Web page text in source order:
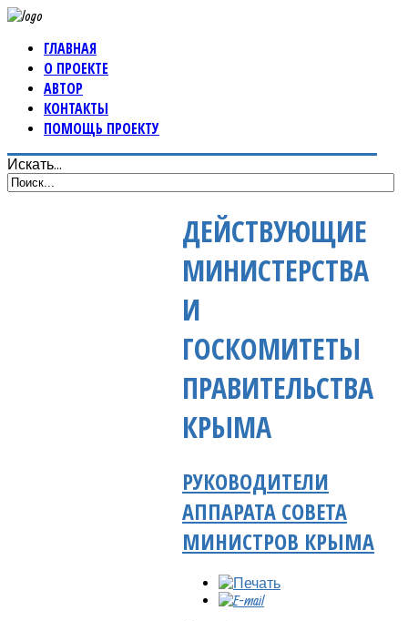
ГЛАВНАЯ
О ПРОЕКТЕ
АВТОР
КОНТАКТЫ
ПОМОЩЬ ПРОЕКТУ
Искать...
ДЕЙСТВУЮЩИЕ
МИНИСТЕРСТВА
И
ГОСКОМИТЕТЫ
ПРАВИТЕЛЬСТВА
КРЫМА
РУКОВОДИТЕЛИ
АППАРАТА СОВЕТА
МИНИСТРОВ КРЫМА